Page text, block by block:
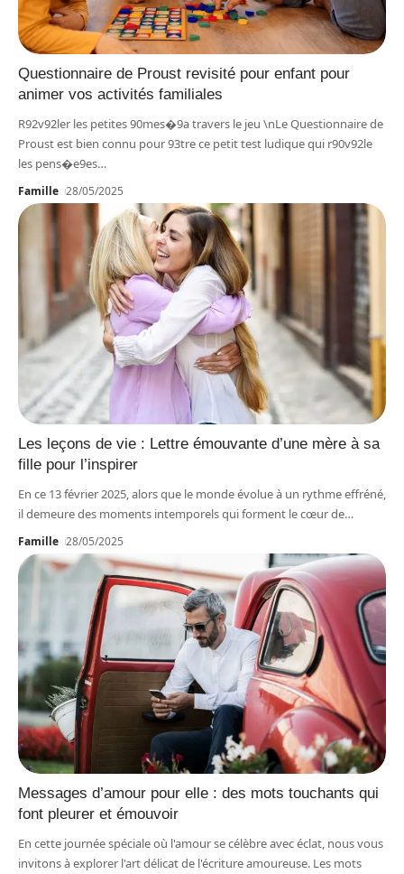
Questionnaire de Proust revisité pour enfant pour
animer vos activités familiales
R92v92ler les petites 90mes�9a travers le jeu \nLe Questionnaire de
Proust est bien connu pour 93tre ce petit test ludique qui r90v92le
les pens�e9es…
Famille 28/05/2025
Les leçons de vie : Lettre émouvante d’une mère à sa
fille pour l’inspirer
En ce 13 février 2025, alors que le monde évolue à un rythme effréné,
il demeure des moments intemporels qui forment le cœur de…
Famille 28/05/2025
Messages d’amour pour elle : des mots touchants qui
font pleurer et émouvoir
En cette journée spéciale où l'amour se célèbre avec éclat, nous vous
invitons à explorer l'art délicat de l'écriture amoureuse. Les mots